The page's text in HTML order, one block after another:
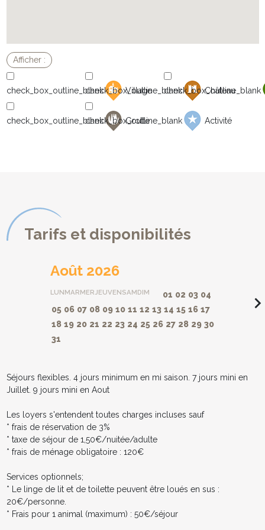
Village Château
Grotte Activité
Tarifs et disponibilités
Août 2026
LUNMARMERJEUVENSAMDIM 01 02 03 04
05 06 07 08 09 10 11 12 13 14 15 16 17
18 19 20 21 22 23 24 25 26 27 28 29 30
31
Séjours flexibles. 4 jours minimum en mi saison. 7 jours mini en
Juillet. 9 jours mini en Aout
Les loyers s'entendent toutes charges incluses sauf
* frais de réservation de 3%
* taxe de séjour de 1,50€/nuitée/adulte
* frais de ménage obligatoire : 120€
Services optionnels;
* Le linge de lit et de toilette peuvent être loués en sus :
20€/personne.
* Frais pour 1 animal (maximum) : 50€/séjour